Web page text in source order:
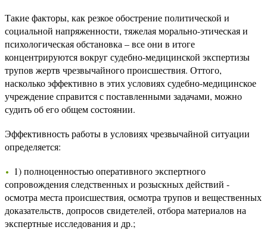
Такие факторы, как резкое обострение политической и
социальной напряженности, тяжелая морально-этическая и
психологическая обстановка – все они в итоге
концентрируются вокруг судебно-медицинской экспертизы
трупов жертв чрезвычайного происшествия. Оттого,
насколько эффективно в этих условиях судебно-медицинское
учреждение справится с поставленными задачами, можно
судить об его общем состоянии.
Эффективность работы в условиях чрезвычайной ситуации
определяется:
1) полноценностью оперативного экспертного
сопровождения следственных и розыскных действий -
осмотра места происшествия, осмотра трупов и вещественных
доказательств, допросов свидетелей, отбора материалов на
экспертные исследования и др.;